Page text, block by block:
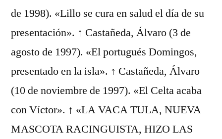
de 1998). «Lillo se cura en salud el día de su
presentación». ↑ Castañeda, Álvaro (3 de
agosto de 1997). «El portugués Domingos,
presentado en la isla». ↑ Castañeda, Álvaro
(10 de noviembre de 1997). «El Celta acaba
con Víctor». ↑ «LA VACA TULA, NUEVA
MASCOTA RACINGUISTA, HIZO LAS